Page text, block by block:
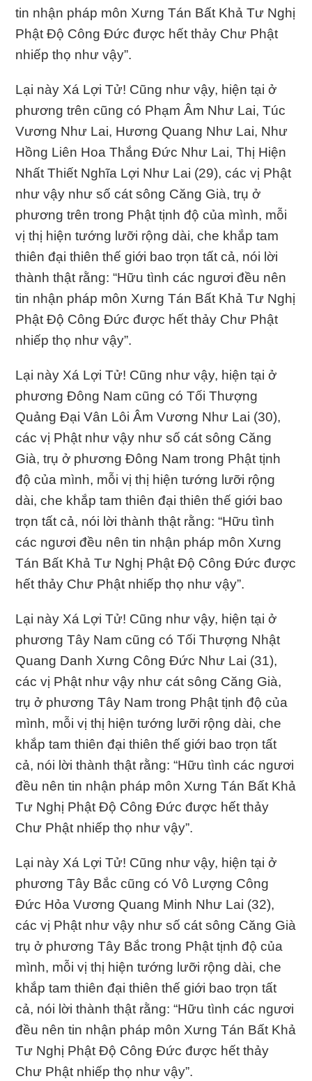
tin nhận pháp môn Xưng Tán Bất Khả Tư Nghị
Phật Ðộ Công Ðức được hết thảy Chư Phật
nhiếp thọ như vậy”.
Lại này Xá Lợi Tử! Cũng như vậy, hiện tại ở
phương trên cũng có Phạm Âm Như Lai, Túc
Vương Như Lai, Hương Quang Như Lai, Như
Hồng Liên Hoa Thắng Ðức Như Lai, Thị Hiện
Nhất Thiết Nghĩa Lợi Như Lai (29), các vị Phật
như vậy như số cát sông Căng Già, trụ ở
phương trên trong Phật tịnh độ của mình, mỗi
vị thị hiện tướng lưỡi rộng dài, che khắp tam
thiên đại thiên thế giới bao trọn tất cả, nói lời
thành thật rằng: “Hữu tình các ngươi đều nên
tin nhận pháp môn Xưng Tán Bất Khả Tư Nghị
Phật Ðộ Công Ðức được hết thảy Chư Phật
nhiếp thọ như vậy”.
Lại này Xá Lợi Tử! Cũng như vậy, hiện tại ở
phương Ðông Nam cũng có Tối Thượng
Quảng Ðại Vân Lôi Âm Vương Như Lai (30),
các vị Phật như vậy như số cát sông Căng
Già, trụ ở phương Ðông Nam trong Phật tịnh
độ của mình, mỗi vị thị hiện tướng lưỡi rộng
dài, che khắp tam thiên đại thiên thế giới bao
trọn tất cả, nói lời thành thật rằng: “Hữu tình
các ngươi đều nên tin nhận pháp môn Xưng
Tán Bất Khả Tư Nghị Phật Ðộ Công Ðức được
hết thảy Chư Phật nhiếp thọ như vậy”.
Lại này Xá Lợi Tử! Cũng như vậy, hiện tại ở
phương Tây Nam cũng có Tối Thượng Nhật
Quang Danh Xưng Công Ðức Như Lai (31),
các vị Phật như vậy như cát sông Căng Già,
trụ ở phương Tây Nam trong Phật tịnh độ của
mình, mỗi vị thị hiện tướng lưỡi rộng dài, che
khắp tam thiên đại thiên thế giới bao trọn tất
cả, nói lời thành thật rằng: “Hữu tình các ngươi
đều nên tin nhận pháp môn Xưng Tán Bất Khả
Tư Nghị Phật Ðộ Công Ðức được hết thảy
Chư Phật nhiếp thọ như vậy”.
Lại này Xá Lợi Tử! Cũng như vậy, hiện tại ở
phương Tây Bắc cũng có Vô Lượng Công
Ðức Hỏa Vương Quang Minh Như Lai (32),
các vị Phật như vậy như số cát sông Căng Già
trụ ở phương Tây Bắc trong Phật tịnh độ của
mình, mỗi vị thị hiện tướng lưỡi rộng dài, che
khắp tam thiên đại thiên thế giới bao trọn tất
cả, nói lời thành thật rằng: “Hữu tình các ngươi
đều nên tin nhận pháp môn Xưng Tán Bất Khả
Tư Nghị Phật Ðộ Công Ðức được hết thảy
Chư Phật nhiếp thọ như vậy”.